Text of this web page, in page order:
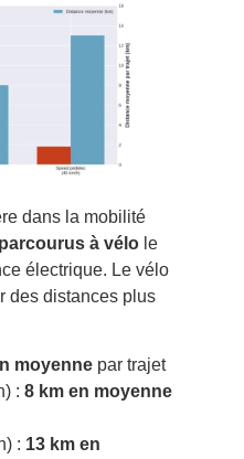
dans la mobilité
à vélo le
électrique. Le vélo
des distances plus
moyenne par trajet
: 8 km en moyenne
: 13 km en